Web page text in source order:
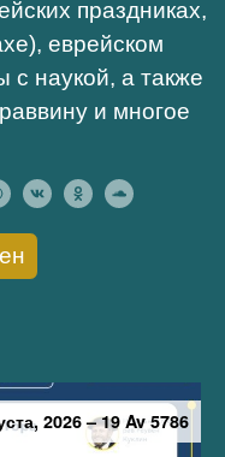
праздниках,
еврейском
с наукой, а также
и многое